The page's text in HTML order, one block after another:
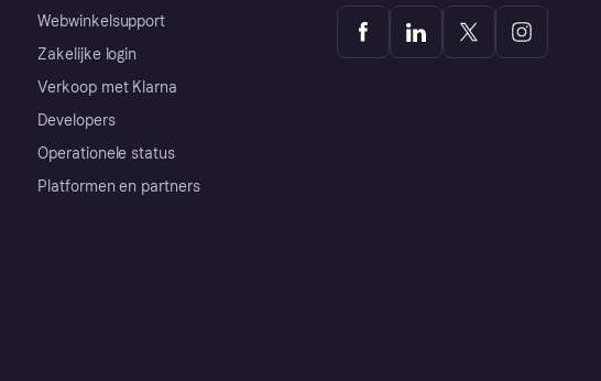
Webwinkelsupport
Zakelijke login
Verkoop met Klarna
Developers
Operationele status
Platformen en partners